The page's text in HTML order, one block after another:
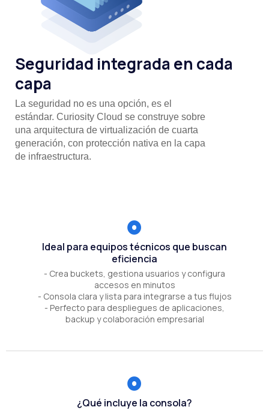
Seguridad integrada en cada
capa
La seguridad no es una opción, es el
estándar. Curiosity Cloud se construye sobre
una arquitectura de virtualización de cuarta
generación, con protección nativa en la capa
de infraestructura.
Ideal para equipos técnicos que buscan
eficiencia
- Crea buckets, gestiona usuarios y configura
accesos en minutos
- Consola clara y lista para integrarse a tus flujos
- Perfecto para despliegues de aplicaciones,
backup y colaboración empresarial
¿Qué incluye la consola?